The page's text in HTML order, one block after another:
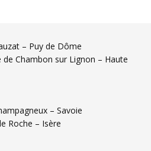
– Puy de Dôme
Chambon sur Lignon – Haute
– Savoie
Roche – Isère